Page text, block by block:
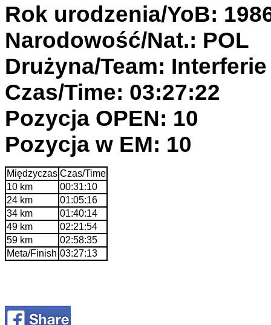
Rok urodzenia/YoB:
Narodowość/Nat.: POL
Drużyna/Team:
Czas/Time: 03:27:22
Pozycja OPEN: 10
Pozycja w EM: 10
Międzyczas Czas/Time
10 km
00:31:10
24 km
01:05:16
34 km
01:40:14
49 km
02:21:54
59 km
02:58:35
Meta/Finish 03:27:13